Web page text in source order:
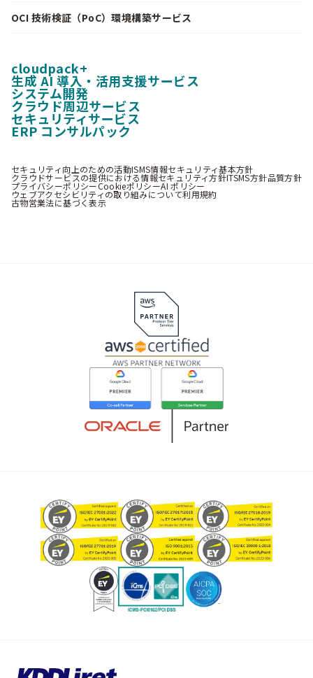
OCI 技術検証（PoC）環境構築サービス
cloudpack+
生成 AI 導入・活用支援サービス
システム開発
クラウド周辺サービス
セキュリティサービス
ERP コンサルパック
セキュリティ向上のための活動ISMS情報セキュリティ基本方針
クラウドサービスの提供における情報セキュリティ方針ITSMS方針品質方針
プライバシーポリシーCookieポリシーAI ポリシー
ウェブアクセシビリティの取り組みについて利用規約
古物営業法に基づく表示